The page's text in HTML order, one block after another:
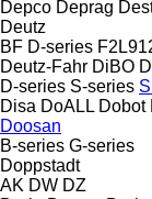
Depco Deprag
Deutz
BF D-series
Deutz-Fahr DiBO
D-series S-series
Disa DoALL Dobot
Doosan
B-series G-series
Doppstadt
AK DW DZ